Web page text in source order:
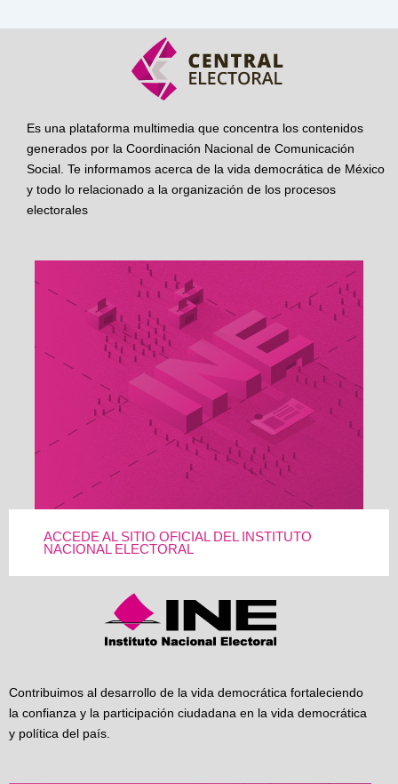
Es una plataforma multimedia que concentra los contenidos
generados por la Coordinación Nacional de Comunicación
Social. Te informamos acerca de la vida democrática de México
y todo lo relacionado a la organización de los procesos
electorales
ACCEDE AL SITIO OFICIAL DEL INSTITUTO
NACIONAL ELECTORAL
Contribuimos al desarrollo de la vida democrática fortaleciendo
la confianza y la participación ciudadana en la vida democrática
y política del país.